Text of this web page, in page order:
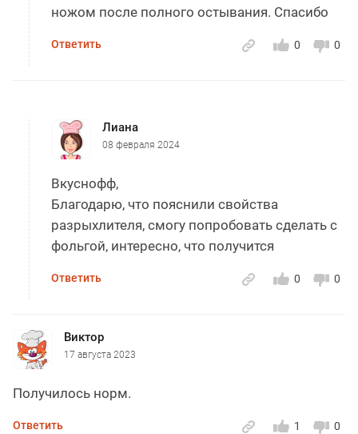
ножом после полного остывания. Спасибо
0
0
Ответить
Лиана
08 февраля 2024
Вкуснофф,
Благодарю, что пояснили свойства
разрыхлителя, смогу попробовать сделать с
фольгой, интересно, что получится
0
0
Ответить
Виктор
17 августа 2023
Получилось норм.
0
1
Ответить